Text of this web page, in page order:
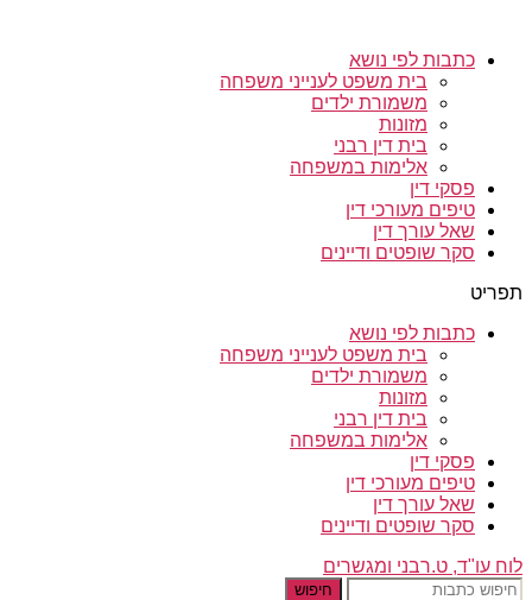
כתבות לפי נושא
בית משפט לענייני משפחה
משמורת ילדים
מזונות
בית דין רבני
אלימות במשפחה
פסקי דין
טיפים מעורכי דין
שאל עורך דין
סקר שופטים ודיינים
תפריט
כתבות לפי נושא
בית משפט לענייני משפחה
משמורת ילדים
מזונות
בית דין רבני
אלימות במשפחה
פסקי דין
טיפים מעורכי דין
שאל עורך דין
סקר שופטים ודיינים
לוח עו"ד, ט.רבני ומגשרים
חיפוש